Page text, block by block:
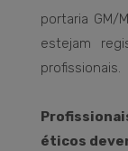
portaria GM/
estejam
profissionais.
éticos